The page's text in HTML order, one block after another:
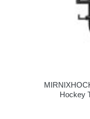
Hockey